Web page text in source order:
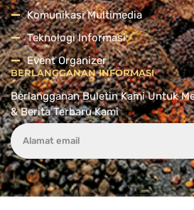
Komunikasi Multimedia
Teknologi Informasi
Event Organizer
BERLANGGANAN INFORMASI
Berlangganan Buletin Kami Untuk
& Berita Terbaru Kami